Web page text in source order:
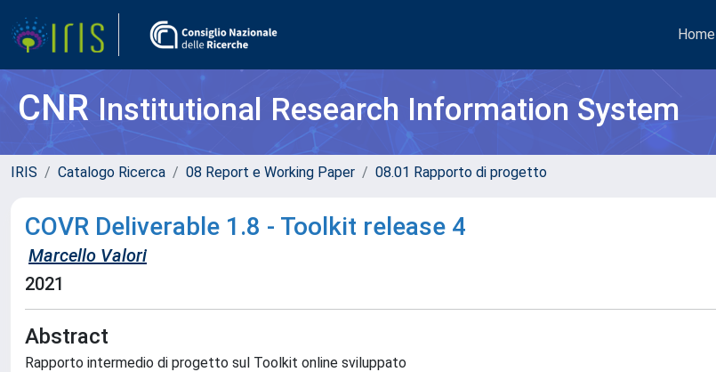
Home
CNRInstitutional Research Information System
IRIS Catalogo Ricerca 08 Report e Working Paper 08.01 Rapporto di progetto
COVR Deliverable 1.8 - Toolkit release 4
Marcello Valori
2021
Abstract
Rapporto intermedio di progetto sul Toolkit online sviluppato